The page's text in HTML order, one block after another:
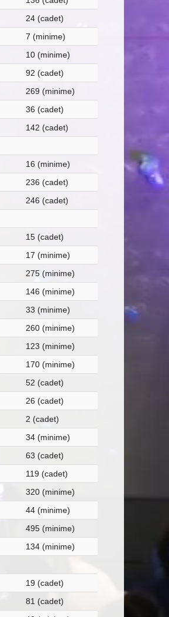
24 (cadet)
7 (minime)
10 (minime)
92 (cadet)
269 (minime)
36 (cadet)
142 (cadet)
16 (minime)
236 (cadet)
246 (cadet)
15 (cadet)
17 (minime)
275 (minime)
146 (minime)
33 (minime)
260 (minime)
123 (minime)
170 (minime)
52 (cadet)
26 (cadet)
2 (cadet)
34 (minime)
63 (cadet)
119 (cadet)
320 (minime)
44 (minime)
495 (minime)
134 (minime)
19 (cadet)
81 (cadet)